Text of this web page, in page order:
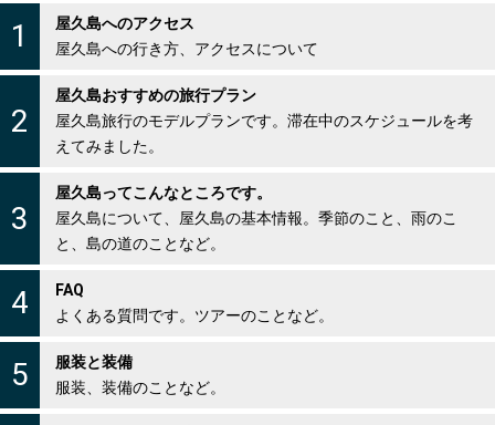
1
屋久島へのアクセス
屋久島への行き方、アクセスについて
2
屋久島おすすめの旅行プラン
屋久島旅行のモデルプランです。滞在中のスケジュールを考
えてみました。
3
屋久島ってこんなところです。
屋久島について、屋久島の基本情報。季節のこと、雨のこ
と、島の道のことなど。
4
FAQ
よくある質問です。ツアーのことなど。
5
服装と装備
服装、装備のことなど。